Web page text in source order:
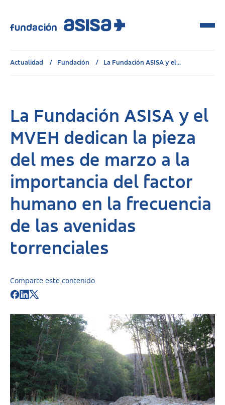
Actualidad Fundación La Fundación ASISA y el...
La Fundación ASISA y el
MVEH dedican la pieza
del mes de marzo a la
importancia del factor
humano en la frecuencia
de las avenidas
torrenciales
Comparte este contenido